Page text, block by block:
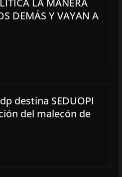
LA MANERA
DEMÁS Y VAYAN A
destina SEDUOPI
del malecón de